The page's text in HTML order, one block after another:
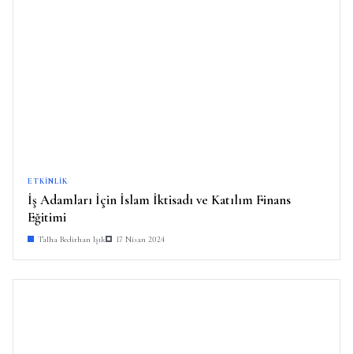
ETKINLIK
İş Adamları İçin İslam İktisadı ve Katılım Finans
Eğitimi
Talha Bedirhan Işık 17 Nisan 2024